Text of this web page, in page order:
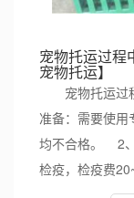
宠物托运过程
宠物托运】
宠物托运
准备：需要使
均不合格。 2
检疫，检疫费